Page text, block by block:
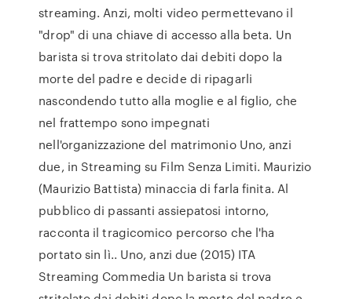
streaming. Anzi, molti video permettevano il
"drop" di una chiave di accesso alla beta. Un
barista si trova stritolato dai debiti dopo la
morte del padre e decide di ripagarli
nascondendo tutto alla moglie e al figlio, che
nel frattempo sono impegnati
nell'organizzazione del matrimonio Uno, anzi
due, in Streaming su Film Senza Limiti. Maurizio
(Maurizio Battista) minaccia di farla finita. Al
pubblico di passanti assiepatosi intorno,
racconta il tragicomico percorso che l'ha
portato sin lì.. Uno, anzi due (2015) ITA
Streaming Commedia Un barista si trova